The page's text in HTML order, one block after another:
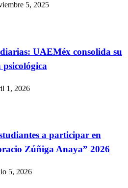
5, 2025
UAEMéx consolida su
1, 2026
a participar en
Zúñiga Anaya” 2026
5, 2026